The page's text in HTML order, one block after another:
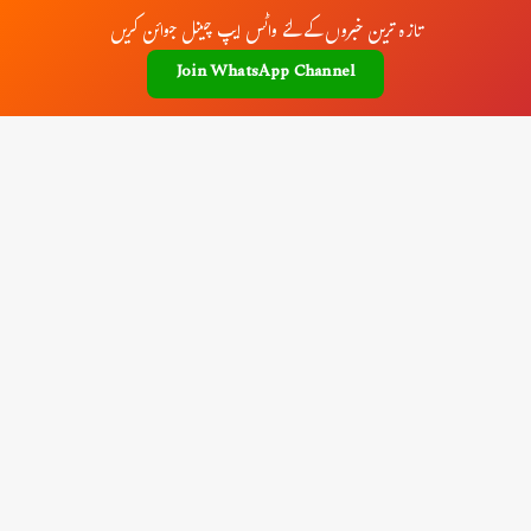
تازہ ترین خبروں کے لئے واٹس ایپ چینل جوائن کریں
Join WhatsApp Channel